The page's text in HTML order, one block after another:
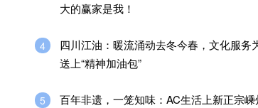
大的赢家是我！
4
四川江油：暖流涌动去冬今春，文化服务
送上“精神加油包”
5
百年非遗，一笼知味：AC生活上新正宗